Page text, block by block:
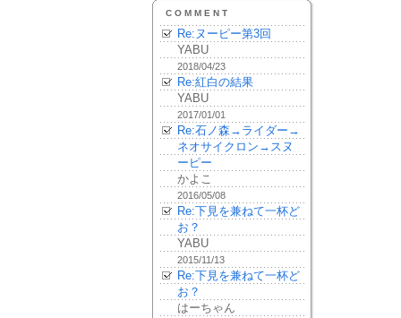
COMMENT
Re:ヌーピー第3回
YABU
2018/04/23
Re:紅白の結果
YABU
2017/01/01
Re:石ノ森→ライダー→
ネオサイクロン→スヌ
ーピー
かよこ
2016/05/08
Re:下見を兼ねて一杯ど
お？
YABU
2015/11/13
Re:下見を兼ねて一杯ど
お？
はーちゃん